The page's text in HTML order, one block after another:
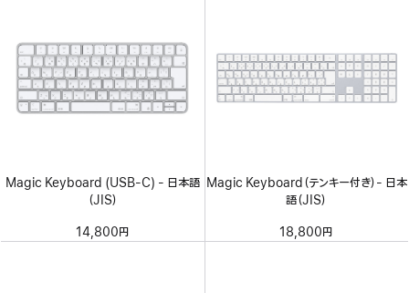
Magic Keyboard (USB-C) - 日本語
（JIS）
14,800円
Magic Keyboard（テンキー付き）- 日本
語（JIS）
18,800円